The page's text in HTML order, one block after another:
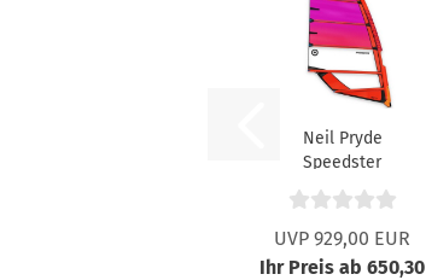
Neil Pryde
Speedster
Segel C3
Juicy.Orange...
UVP 929,00 EUR
Ihr Preis ab 650,30